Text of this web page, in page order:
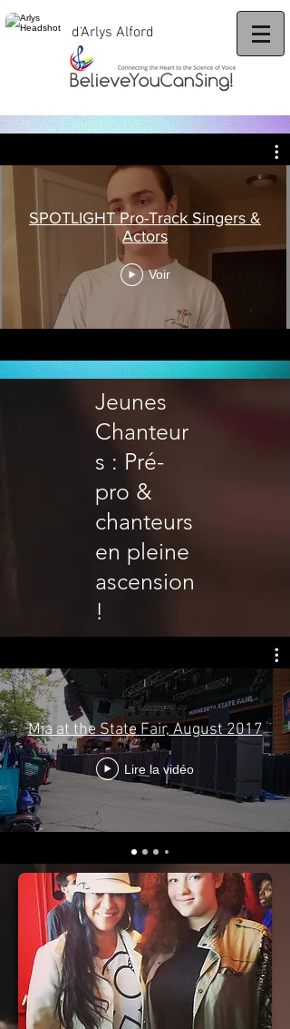
d'Arlys Alford
SPOTLIGHT Pro-Track Singers &
Actors
Voir
Jeunes
Chanteur
s : Pré-
pro &
chanteurs
en pleine
ascension
!
Mia at the State Fair, August 2017
Lire la vidéo